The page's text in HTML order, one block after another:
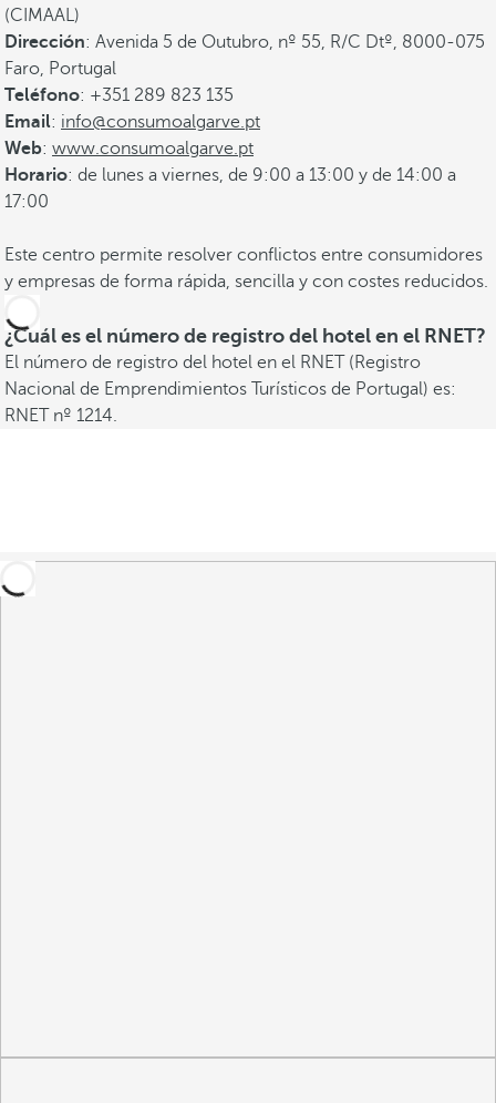
(CIMAAL)
Dirección: Avenida 5 de Outubro, nº 55, R/C Dtº, 8000-075
Faro, Portugal
Teléfono: +351 289 823 135
Email: info@consumoalgarve.pt
Web: www.consumoalgarve.pt
Horario: de lunes a viernes, de 9:00 a 13:00 y de 14:00 a
17:00
Este centro permite resolver conflictos entre consumidores
y empresas de forma rápida, sencilla y con costes reducidos.
¿Cuál es el número de registro del hotel en el RNET?
El número de registro del hotel en el RNET (Registro
Nacional de Emprendimientos Turísticos de Portugal) es:
RNET nº 1214.